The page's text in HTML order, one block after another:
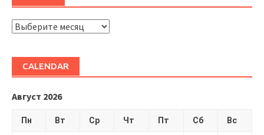
ARHIVĂ
CALENDAR
Август 2026
Пн Вт Ср Чт Пт Сб Вс